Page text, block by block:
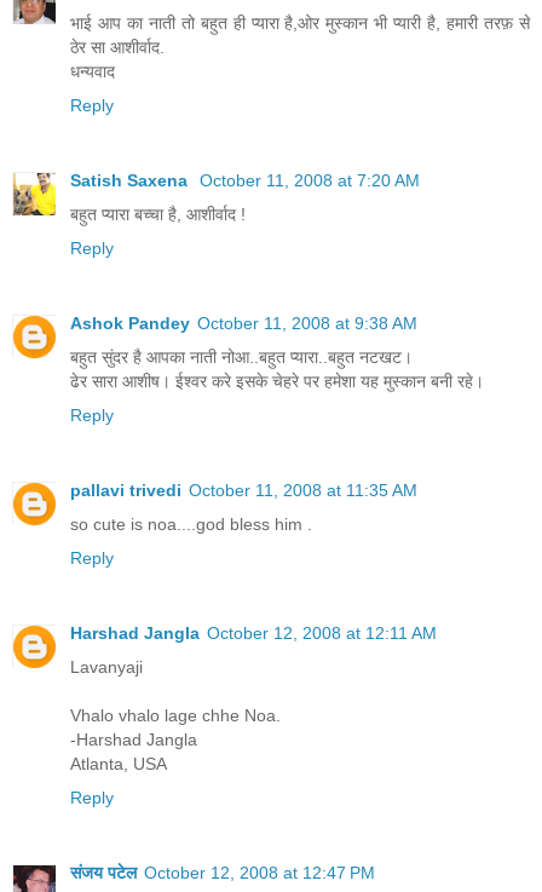
भाई आप का नाती तो बहुत ही प्यारा है,ओर मुस्कान भी प्यारी है, हमारी तरफ़ से
ठेर सा आशीर्वाद.
धन्यवाद
Reply
Satish Saxena
October 11, 2008 at 7:20 AM
बहुत प्यारा बच्चा है, आशीर्वाद !
Reply
Ashok Pandey October 11, 2008 at 9:38 AM
बहुत सुंदर है आपका नाती नोआ..बहुत प्‍यारा..बहुत नटखट।
ढेर सारा आशीष। ईश्‍वर करे इसके चेहरे पर हमेशा यह मुस्‍कान बनी रहे।
Reply
pallavi trivedi October 11, 2008 at 11:35 AM
so cute is noa....god bless him .
Reply
Harshad Jangla October 12, 2008 at 12:11 AM
Lavanyaji
Vhalo vhalo lage chhe Noa.
-Harshad Jangla
Atlanta, USA
Reply
संजय पटेल October 12, 2008 at 12:47 PM